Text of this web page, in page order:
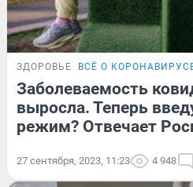
ЗДОРОВЬЕ ВСЁ О
Заболеваемость
выросла. Теперь
режим? Отвечает
27 сентября, 2023, 11:23 4 948